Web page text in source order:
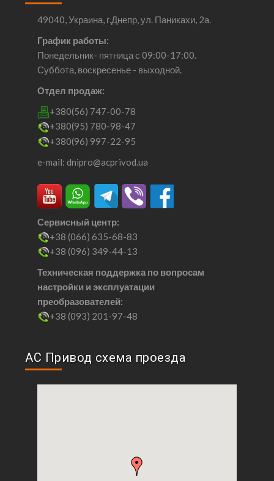
49040, Украина, г.Днепр, ул. Паникахи, 2а.
График работы:
Понедельник- пятница с 09:00-17:00.
Суббота, воскресенье - выходной.
Отдел продаж:
+380(56) 747-00-78
+380(95) 780-98-47
+380(96) 997-22-95
e-mail: dnipro@acprivod.ua
Сервисный центр:
+38 (066) 635-68-83
+38 (096) 349-44-13
Техническая поддержка по вопросам
настройки и эксплуатации
преобразователей:
+38 (093) 201-97-48
АС Привод схема проезда